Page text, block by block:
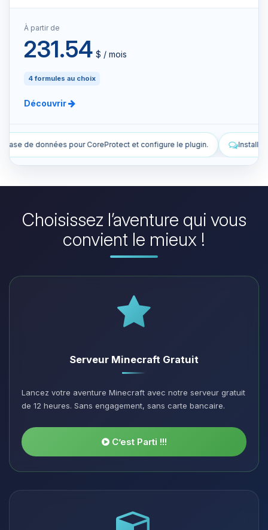
À partir de
231.54 $ / mois
4 formules au choix
Découvrir
configure le plugin. Installe des plugins pour améliorer mon
Choisissez l’aventure qui vous
convient le mieux !
Serveur Minecraft Gratuit
Lancez votre aventure Minecraft avec notre serveur gratuit
de 12 heures. Sans engagement, sans carte bancaire.
C’est Parti !!!